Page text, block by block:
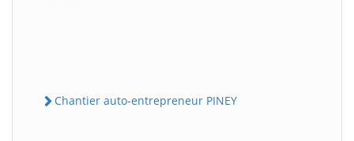
Chantier auto-entrepreneur PINEY